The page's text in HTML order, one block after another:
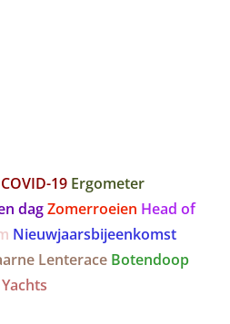
COVID-19 Ergometer
dagZomerroeien Head of
Nieuwjaarsbijeenkomst
Lenterace Botendoop